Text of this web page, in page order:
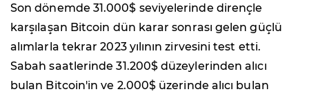
Son dönemde 31.000$ seviyelerinde dirençle
karşılaşan Bitcoin dün karar sonrası gelen güçlü
alımlarla tekrar 2023 yılının zirvesini test etti.
Sabah saatlerinde 31.200$ düzeylerinden alıcı
bulan Bitcoin'in ve 2.000$ üzerinde alıcı bulan